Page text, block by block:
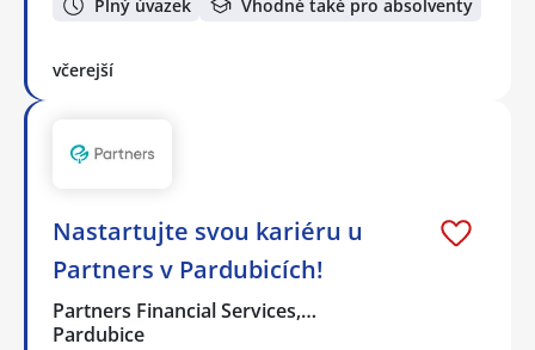
Plný úvazek Vhodné také pro absolventy
včerejší
Nastartujte svou kariéru u
Partners v Pardubicích!
Partners Financial Services,…
Pardubice